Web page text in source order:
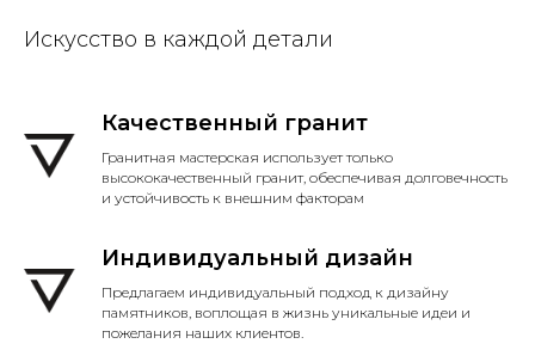
Искусство в каждой детали
Качественный гранит
Гранитная мастерская использует только
высококачественный гранит, обеспечивая долговечность
и устойчивость к внешним факторам
Индивидуальный дизайн
Предлагаем индивидуальный подход к дизайну
памятников, воплощая в жизнь уникальные идеи и
пожелания наших клиентов.